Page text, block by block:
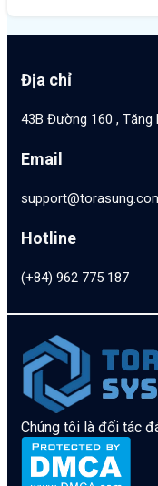
Địa chỉ
43B Đường 160 , Tăng
Email
Hotline
(+84) 962 775 187
Chúng tôi là đối tác